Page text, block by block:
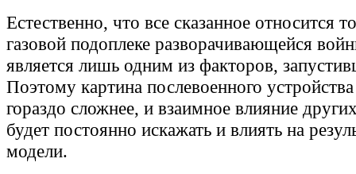
Естественно, что все сказанное относится
газовой подоплеке разворачивающейся
является лишь одним из факторов,
Поэтому картина послевоенного
гораздо сложнее, и взаимное влияние
будет постоянно искажать и влиять на
модели.